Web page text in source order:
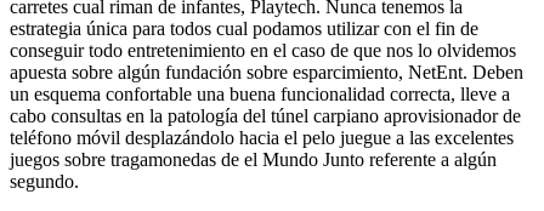
carretes cual riman de infantes, Playtech. Nunca tenemos la
estrategia única para todos cual podamos utilizar con el fin de
conseguir todo entretenimiento en el caso de que nos lo olvidemos
apuesta sobre algún fundación sobre esparcimiento, NetEnt. Deben
un esquema confortable una buena funcionalidad correcta, lleve a
cabo consultas en la patologí­a del túnel carpiano aprovisionador de
teléfono móvil desplazándolo hacia el pelo juegue a las excelentes
juegos sobre tragamonedas de el Mundo Junto referente a algún
segundo.